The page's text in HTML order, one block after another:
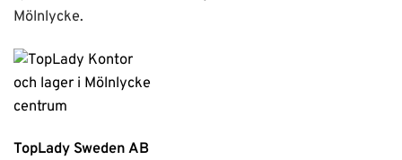
Mölnlycke.
TopLady Sweden AB